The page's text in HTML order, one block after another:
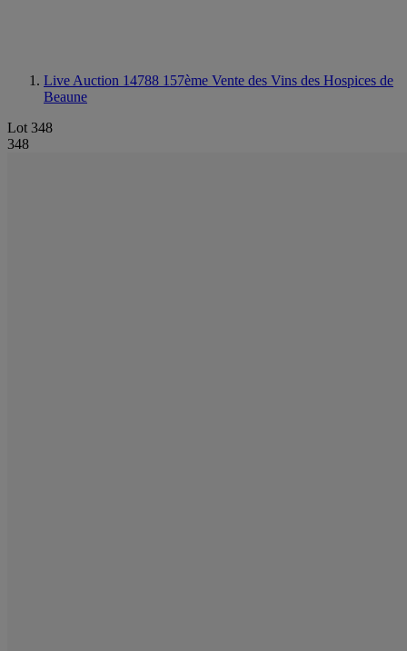
Live Auction 14788 157ème Vente des Vins des Hospices de
Beaune
Lot 348
348